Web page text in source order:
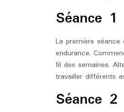
Séance
La première
endurance.
fil des semaines.
travailler différents
Séance